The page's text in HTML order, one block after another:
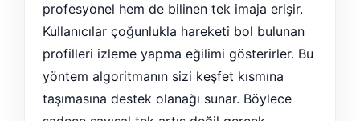
profesyonel hem de bilinen tek imaja erişir.
Kullanıcılar çoğunlukla hareketi bol bulunan
profilleri izleme yapma eğilimi gösterirler. Bu
yöntem algoritmanın sizi keşfet kısmına
taşımasına destek olanağı sunar. Böylece